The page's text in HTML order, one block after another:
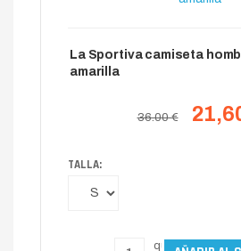
La Sportiva camiseta
amarilla
36.00 €
TALLA: